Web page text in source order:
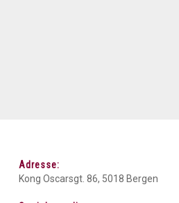
Adresse:
Kong Oscarsgt. 86, 5018 Bergen